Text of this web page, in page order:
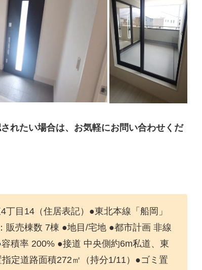
れたい場合は、お気軽にお問い合わせくだ
目14（住居表記）●東北本線「船岡」
販売棟数 7棟 ●地目/宅地 ●都市計画 非線
積率 200% ●接道 中央側約6m私道、東
定道路面積272㎡（持分1/11）●ゴミ置